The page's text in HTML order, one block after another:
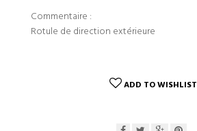
Commentaire :
Rotule de direction extérieure
ADD TO WISHLIST